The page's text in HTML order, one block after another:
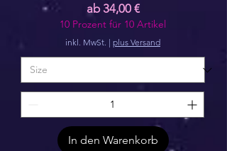
ab 34,00 €
Sale-Preis
10 Prozent für 10 Artikel
inkl. MwSt. | plus Versand
In den Warenkorb